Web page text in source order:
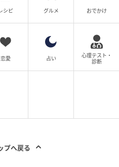
現実。そのすべてを大切に
」を考える時ほど、多く
えてくれました。
べてに耳を傾けながら考
シピ グルメ おでかけ
恋愛 占い
心理テスト・
診断
プへ戻る